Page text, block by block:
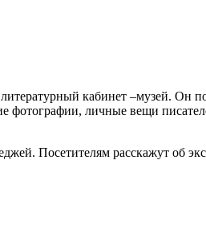
кабинет –музей. Он
личные вещи
Посетителям расскажут об